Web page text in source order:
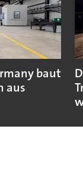
baut
aus